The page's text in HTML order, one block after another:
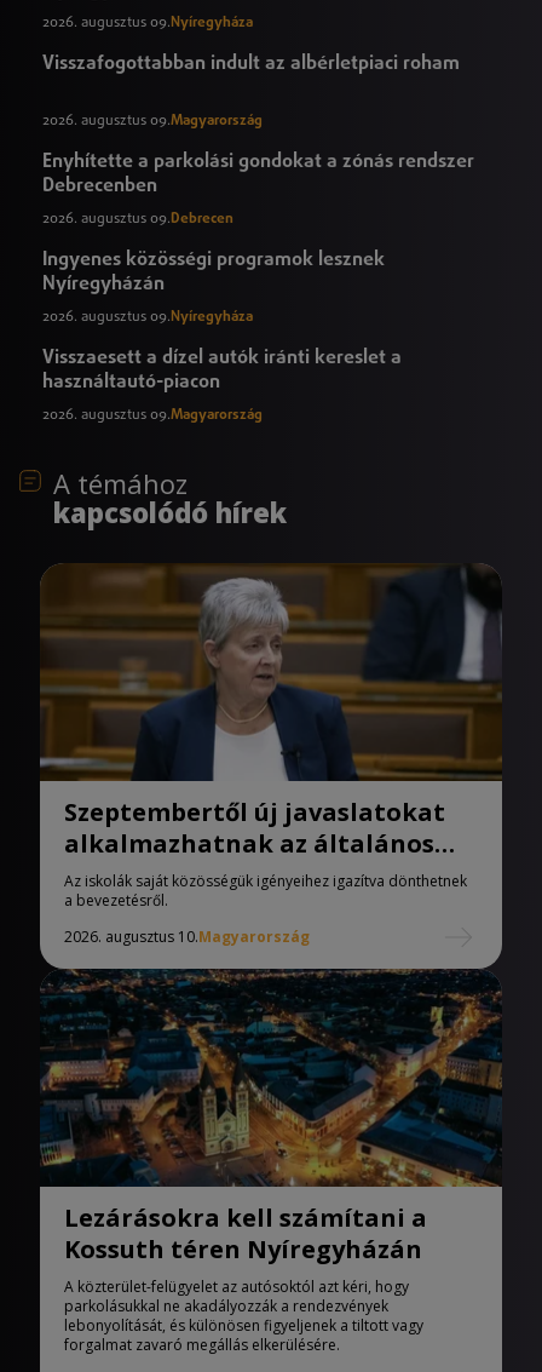
2026. augusztus 09. Nyíregyháza
Visszafogottabban indult az albérletpiaci roham
2026. augusztus 09.Magyarország
Enyhítette a parkolási gondokat a zónás rendszer
Debrecenben
2026. augusztus 09.Debrecen
Ingyenes közösségi programok lesznek
Nyíregyházán
2026. augusztus 09. Nyíregyháza
Visszaesett a dízel autók iránti kereslet a
használtautó-piacon
2026. augusztus 09.Magyarország
A témához
kapcsolódó hírek
Szeptembertől új javaslatokat
alkalmazhatnak az általános
iskolák
Az iskolák saját közösségük igényeihez igazítva dönthetnek
a bevezetésről.
2026. augusztus 10.Magyarország
Lezárásokra kell számítani a
Kossuth téren Nyíregyházán
A közterület-felügyelet az autósoktól azt kéri, hogy
parkolásukkal ne akadályozzák a rendezvények
lebonyolítását, és különösen figyeljenek a tiltott vagy
forgalmat zavaró megállás elkerülésére.